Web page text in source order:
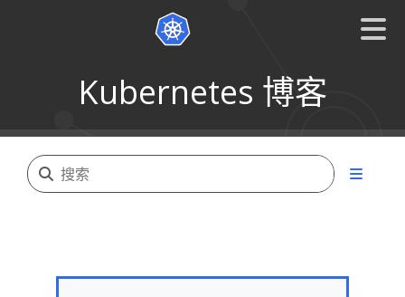
Kubernetes 博客